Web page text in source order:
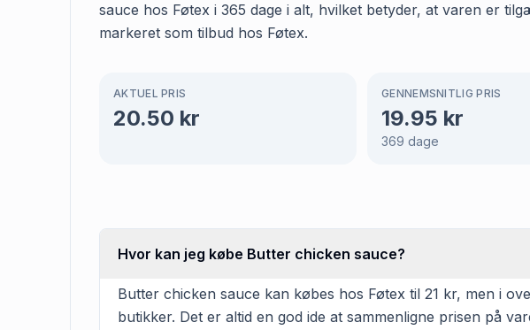
sauce hos Føtex i 365 dage i alt, hvilket betyder, at varen er
markeret som tilbud hos Føtex.
AKTUEL PRIS
20.50 kr
GENNEMSNITLIG PRIS
19.95 kr
369 dage
Hvor kan jeg købe Butter chicken sauce?
Butter chicken sauce kan købes hos Føtex til 21 kr, men i
butikker. Det er altid en god ide at sammenligne prisen på